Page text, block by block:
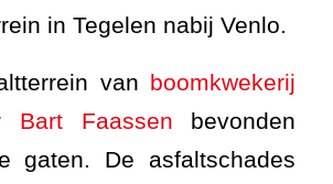
in Tegelen nabij Venlo.
van boomkwekerij
Bart Faassen bevonden
gaten. De asfaltschades